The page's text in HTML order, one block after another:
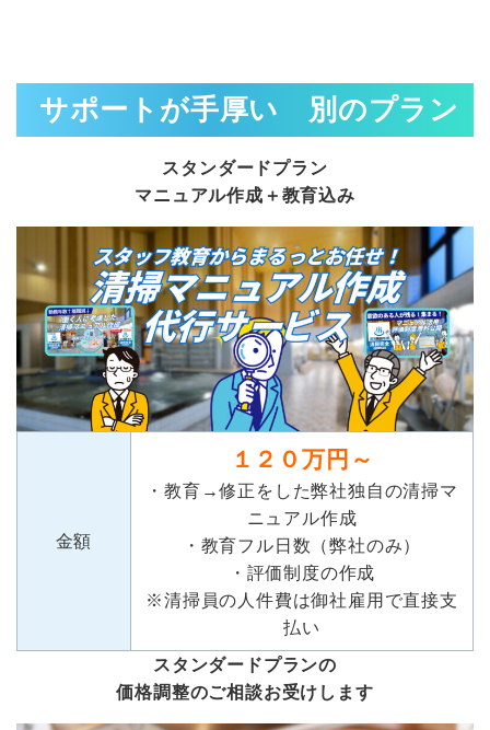
サポートが手厚い 別のプラン
スタンダードプラン
マニュアル作成＋教育込み
金額
１２０万円～
・教育→修正をした弊社独自の清掃マ
ニュアル作成
・教育フル日数（弊社のみ）
・評価制度の作成
※清掃員の人件費は御社雇用で直接支
払い
スタンダードプランの
価格調整のご相談お受けします